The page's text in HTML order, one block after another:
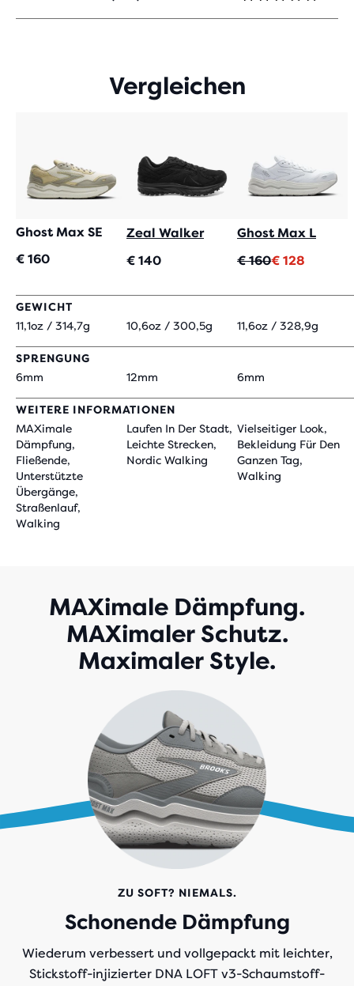
VON
Vergleichen
Ghost Max SE
€ 160
Zeal Walker
€ 140
Ghost Max L
Ursprünglicher
€ 160
Aktueller
€ 128
GEWICHT
11,1oz / 314,7g
10,6oz / 300,5g 11,6oz / 328,9g
SPRENGUNG
6mm
12mm 6mm
WEITERE INFORMATIONEN
MAXimale
Dämpfung,
Fließende,
Unterstützte
Übergänge,
Straßenlauf,
Walking
Laufen In Der Stadt,
Leichte Strecken,
Nordic Walking
Vielseitiger Look,
Bekleidung Für Den
Ganzen Tag,
Walking
MAXimale Dämpfung.
MAXimaler Schutz.
Maximaler Style.
ZU SOFT? NIEMALS.
Schonende Dämpfung
Wiederum verbessert und vollgepackt mit leichter,
Stickstoff-injizierter DNA LOFT v3-Schaumstoff-